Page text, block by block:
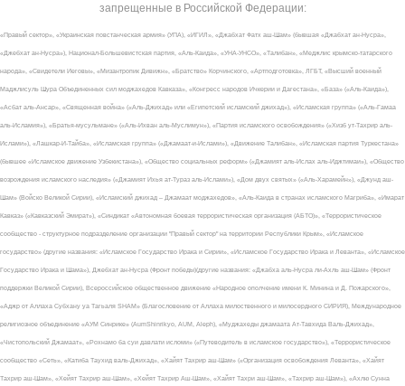
запрещенные в Российской Федерации:
«Правый сектор», «Украинская повстанческая армия» (УПА), «ИГИЛ», «Джабхат Фатх аш-Шам» (бывшая «Джабхат ан-Нусра»,
«Джебхат ан-Нусра»), Национал-Большевистская партия, «Аль-Каида», «УНА-УНСО», «Талибан», «Меджлис крымско-татарского
народа», «Свидетели Иеговы», «Мизантропик Дивижн», «Братство» Корчинского, «Артподготовка», ЛГБТ, «Высший военный
Маджлисуль Шура Объединенных сил моджахедов Кавказа», «Конгресс народов Ичкерии и Дагестана», «База» («Аль-Каида»),
«Асбат аль-Ансар», «Священная война» («Аль-Джихад» или «Египетский исламский джихад»), «Исламская группа» («Аль-Гамаа
аль-Исламия»), «Братья-мусульмане» («Аль-Ихван аль-Муслимун»), «Партия исламского освобождения» («Хизб ут-Тахрир аль-
Ислами»), «Лашкар-И-Тайба», «Исламская группа» («Джамаат-и-Ислами»), «Движение Талибан», «Исламская партия Туркестана»
(бывшее «Исламское движение Узбекистана»), «Общество социальных реформ» («Джамият аль-Ислах аль-Иджтимаи»), «Общество
возрождения исламского наследия» («Джамият Ихья ат-Тураз аль-Ислами»), «Дом двух святых» («Аль-Харамейн»), «Джунд аш-
Шам» (Войско Великой Сирии), «Исламский джихад – Джамаат моджахедов», «Аль-Каида в странах исламского Магриба», «Имарат
Кавказ» («Кавказский Эмират»), «Синдикат «Автономная боевая террористическая организация (АБТО)», «Террористическое
сообщество - структурное подразделение организации "Правый сектор" на территории Республики Крым», «Исламское
государство» (другие названия: «Исламское Государство Ирака и Сирии», «Исламское Государство Ирака и Леванта», «Исламское
Государство Ирака и Шама»), Джебхат ан-Нусра (Фронт победы)(другие названия: «Джабха аль-Нусра ли-Ахль аш-Шам» (Фронт
поддержки Великой Сирии), Всероссийское общественное движение «Народное ополчение имени К. Минина и Д. Пожарского»,
«Аджр от Аллаха Субхану уа Тагьаля SHAM» (Благословение от Аллаха милоственного и милосердного СИРИЯ), Международное
религиозное объединение «АУМ Синрике» (AumShinrikyo, AUM, Aleph), «Муджахеды джамаата Ат-Тавхида Валь-Джихад»,
«Чистопольский Джамаат», «Рохнамо ба суи давлати исломи» («Путеводитель в исламское государство»), «Террористическое
сообщество «Сеть», «Катиба Таухид валь-Джихад», «Хайят Тахрир аш-Шам» («Организация освобождения Леванта», «Хайят
Тахрир аш-Шам», «Хейят Тахрир аш-Шам», «Хейят Тахрир Аш-Шам», «Хайят Тахри аш-Шам», «Тахрир аш-Шам»), «Ахлю Сунна